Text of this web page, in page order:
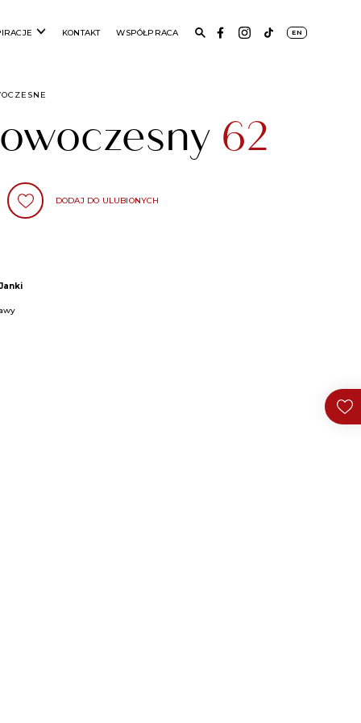
KONTAKT WSPÓŁPRACA EN
62
DODAJ DO ULUBIONYCH